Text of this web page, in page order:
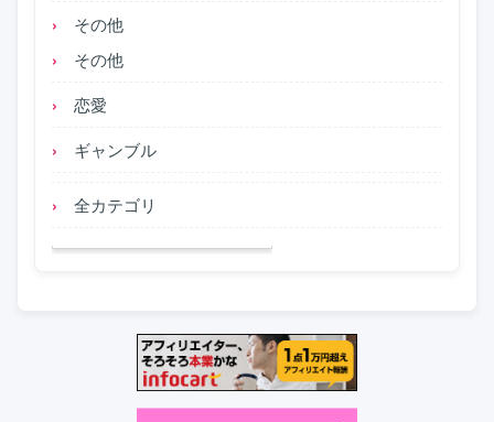
その他
その他
恋愛
ギャンブル
全カテゴリ